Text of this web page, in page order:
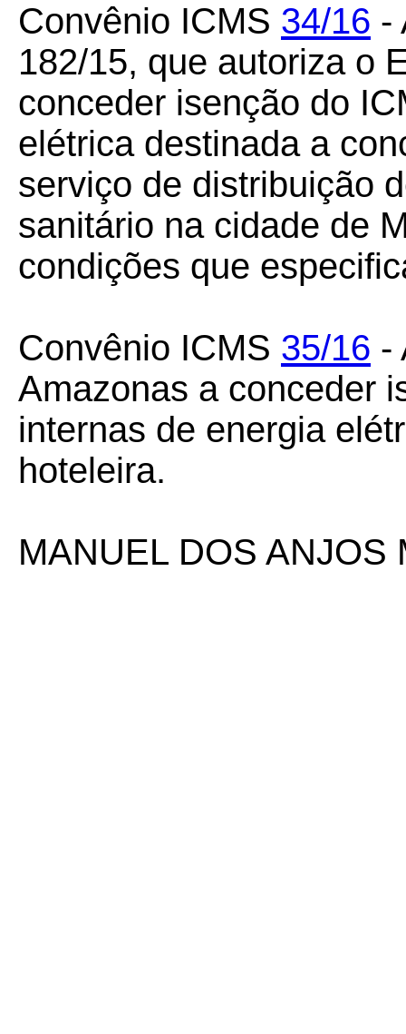
Convênio ICMS 34/16 -
182/15, que autoriza o
conceder isenção do
elétrica destinada a
serviço de distribuição
sanitário na cidade de
condições que
Convênio ICMS 35/16 -
Amazonas a conceder
internas de energia
hoteleira.
MANUEL DOS ANJOS